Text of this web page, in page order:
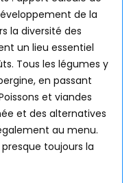
de la
la diversité des
un lieu essentiel
Tous les légumes y
en passant
et viandes
et des alternatives
au menu.
toujours la